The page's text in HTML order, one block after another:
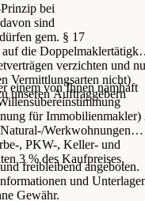
bei
sind
gem. § 17
die
verzichten und
Vermittlungsarten nicht)
unseren Auftraggebern
einem von Ihnen namhaft
für Immobilienmakler)
Werkwohnungen
, PKW-, Keller- und
3 % des Kaufpreises,
freibleibend angeboten.
und
Gewähr.